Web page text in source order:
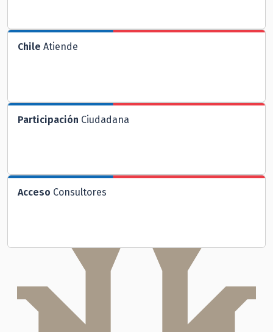
Chile Atiende
Participación Ciudadana
Acceso Consultores